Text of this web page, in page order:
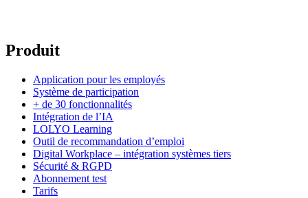
Produit
Application pour les employés
Système de participation
+ de 30 fonctionnalités
Intégration de l’IA
LOLYO Learning
Outil de recommandation d’emploi
Digital Workplace – intégration systèmes tiers
Sécurité & RGPD
Abonnement test
Tarifs